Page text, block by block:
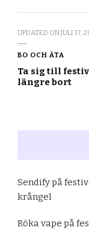
UPDATED ONJULI 17,
BO OCH ÄTA
Ta sig till
längre bort
Sendify på
krångel
Röka vape på